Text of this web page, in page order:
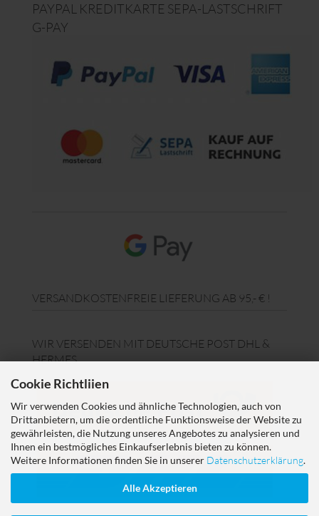
Cookie Richtliien
Wir verwenden Cookies und ähnliche Technologien, auch von
Drittanbietern, um die ordentliche Funktionsweise der Website zu
gewährleisten, die Nutzung unseres Angebotes zu analysieren und
Ihnen ein bestmögliches Einkaufserlebnis bieten zu können.
Weitere Informationen finden Sie in unserer Datenschutzerklärung.
Alle Akzeptieren
PAYPAL KREDITKARTE SEPA-LASTSCHRIFT
G-PAY
VERSANDKOSTENFREIE LIEFERUNG AB 95,- € !
WIR VERSENDEN MIT DEUTSCHE POST DHL &
HERMES